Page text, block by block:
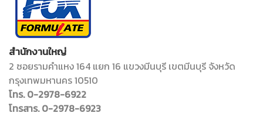
สำนักงานใหญ่
2 ซอยรามคำแหง 164 แยก 16 แขวงมีนบุรี เขตมีนบุรี จังหวัด
กรุงเทพมหานคร 10510
โทร. 0-2978-6922
โทรสาร. 0-2978-6923